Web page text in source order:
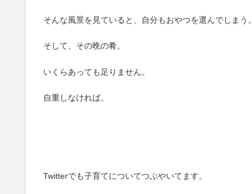
そんな風景を見ていると、自分もおやつを選んでしまう。
そして、その晩の肴。
いくらあっても足りません。
自重しなければ。
Twitterでも子育てについてつぶやいてます。